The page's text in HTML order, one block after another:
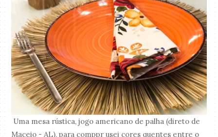
Uma mesa rústica, jogo americano de palha (direto de
Maceio - AL), para comppr usei cores quentes entre o